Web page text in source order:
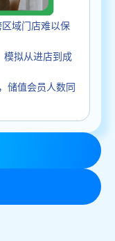
域门店难以保
模拟从进店到成
储值会员人数同